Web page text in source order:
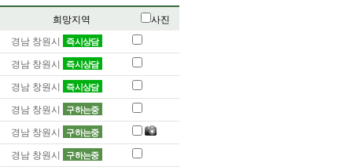
희망지역
사진
경남 창원시 즉시상담
경남 창원시 즉시상담
경남 창원시 즉시상담
경남 창원시 구하는중
경남 창원시 구하는중
경남 창원시 구하는중